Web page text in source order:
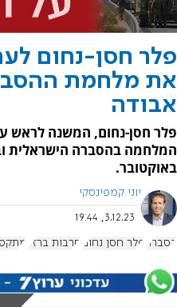
את מלחמת
אבודה
פלר חסן-נחום, המשנה לראש
באוקטובר.
יוני קמפינסקי
3.12.23, 19:44
הסברה פלר חסן נחום חרבות ברזל